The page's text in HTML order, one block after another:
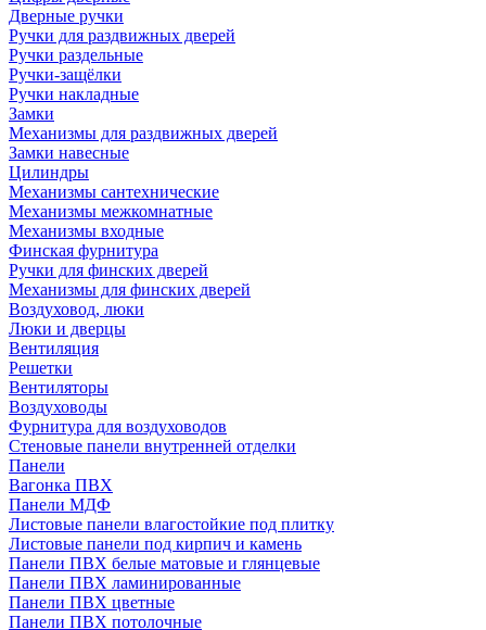
Дверные ручки
Ручки для раздвижных дверей
Ручки раздельные
Ручки-защёлки
Ручки накладные
Замки
Механизмы для раздвижных дверей
Замки навесные
Цилиндры
Механизмы сантехнические
Механизмы межкомнатные
Механизмы входные
Финская фурнитура
Ручки для финских дверей
Механизмы для финских дверей
Воздуховод, люки
Люки и дверцы
Вентиляция
Решетки
Вентиляторы
Воздуховоды
Фурнитура для воздуховодов
Стеновые панели внутренней отделки
Панели
Вагонка ПВХ
Панели МДФ
Листовые панели влагостойкие под плитку
Листовые панели под кирпич и камень
Панели ПВХ белые матовые и глянцевые
Панели ПВХ ламинированные
Панели ПВХ цветные
Панели ПВХ потолочные